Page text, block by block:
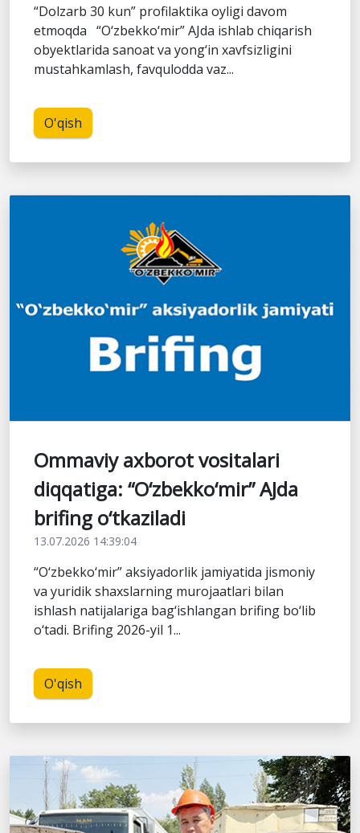
“Dolzarb 30 kun” profilaktika oyligi davom
etmoqda “O‘zbekko‘mir” AJda ishlab chiqarish
obyektlarida sanoat va yong‘in xavfsizligini
mustahkamlash, favqulodda vaz...
O'qish
Ommaviy axborot vositalari
diqqatiga: “O‘zbekko‘mir” AJda
brifing o‘tkaziladi
13.07.2026 14:39:04
“O‘zbekko‘mir” aksiyadorlik jamiyatida jismoniy
va yuridik shaxslarning murojaatlari bilan
ishlash natijalariga bag‘ishlangan brifing bo‘lib
o‘tadi. Brifing 2026-yil 1...
O'qish